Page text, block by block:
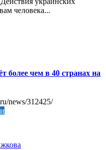
человека...
более чем в 40 странах на
news/312425/